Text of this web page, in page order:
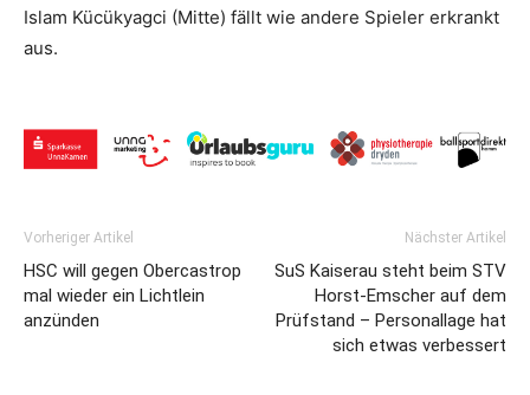
Islam Kücükyagci (Mitte) fällt wie andere Spieler erkrankt
aus.
Vorheriger Artikel
HSC will gegen Obercastrop
mal wieder ein Lichtlein
anzünden
Nächster Artikel
SuS Kaiserau steht beim STV
Horst-Emscher auf dem
Prüfstand – Personallage hat
sich etwas verbessert